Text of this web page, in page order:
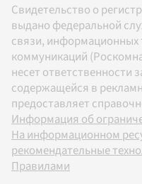
Свидетельство о
выдано федеральной
связи, информационных
коммуникаций
несет ответственности
содержащейся в
предоставляет
Информация об
На информационном
рекомендательные
Правилами